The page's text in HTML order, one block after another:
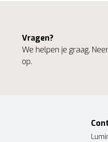
Vragen?
We helpen je graag.
op.